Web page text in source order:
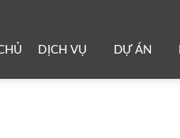
DỊCH VỤ DỰ ÁN